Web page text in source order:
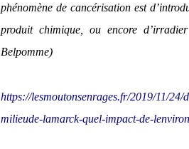
phénomène de cancérisation est
produit chimique, ou encore
Belpomme)
https://lesmoutonsenrages.fr/2019/11/
milieude-lamarck-quel-impact-de-